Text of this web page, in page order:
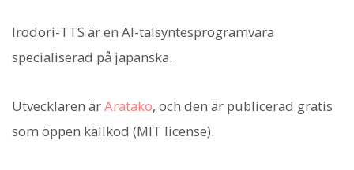
Irodori-TTS är en AI-talsyntesprogramvara
specialiserad på japanska.
Utvecklaren ärAratako, och den är publicerad gratis
som öppen källkod (MIT license).